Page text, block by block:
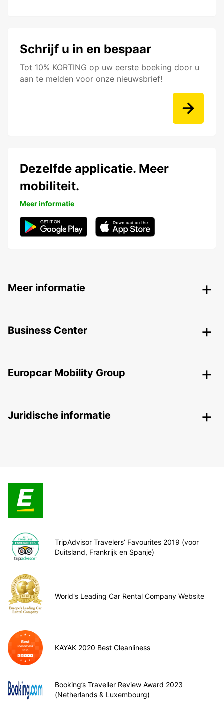
Schrijf u in en bespaar
Tot 10% KORTING op uw eerste boeking door u
aan te melden voor onze nieuwsbrief!
Dezelfde applicatie. Meer
mobiliteit.
Meer informatie
Meer informatie
Business Center
Europcar Mobility Group
Juridische informatie
TripAdvisor Travelers’ Favourites 2019 (voor
Duitsland, Frankrijk en Spanje)
World's Leading Car Rental Company Website
KAYAK 2020 Best Cleanliness
Booking’s Traveller Review Award 2023
(Netherlands & Luxembourg)